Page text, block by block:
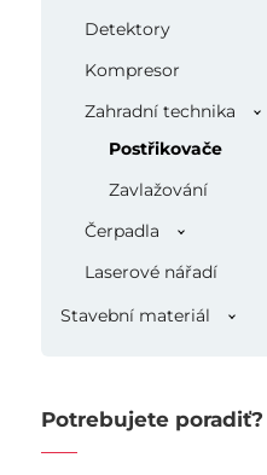
Detektory
Kompresor
Zahradní technika
Postřikovače
Zavlažování
Čerpadla
Laserové nářadí
Stavební materiál
Potrebujete poradiť?